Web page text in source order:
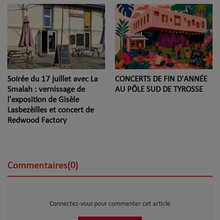
Soirée du 17 juillet avec La
Smalah : vernissage de
l'exposition de Gisèle
Lasbezèilles et concert de
Redwood Factory
CONCERTS DE FIN D'ANNÉE
AU PÔLE SUD DE TYROSSE
Commentaires(0)
Connectez-vous pour commenter cet article